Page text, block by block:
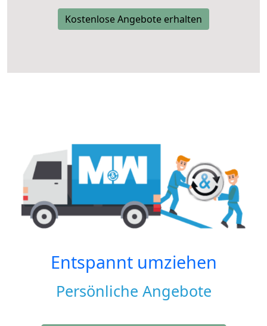
Kostenlose Angebote erhalten
Entspannt umziehen
Persönliche Angebote